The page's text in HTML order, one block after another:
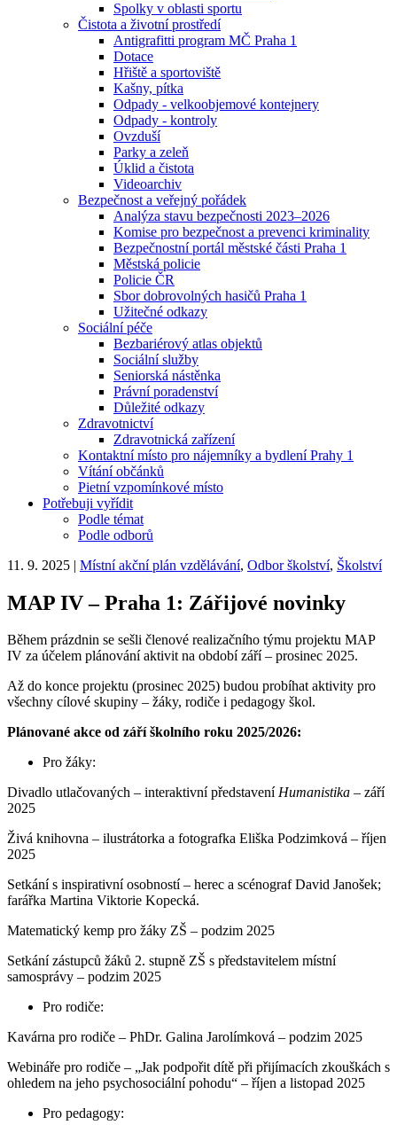
Spolky v oblasti sportu
Čistota a životní prostředí
Antigrafitti program MČ Praha 1
Dotace
Hřiště a sportoviště
Kašny, pítka
Odpady - velkoobjemové kontejnery
Odpady - kontroly
Ovzduší
Parky a zeleň
Úklid a čistota
Videoarchiv
Bezpečnost a veřejný pořádek
Analýza stavu bezpečnosti 2023–2026
Komise pro bezpečnost a prevenci kriminality
Bezpečnostní portál městské části Praha 1
Městská policie
Policie ČR
Sbor dobrovolných hasičů Praha 1
Užitečné odkazy
Sociální péče
Bezbariérový atlas objektů
Sociální služby
Seniorská nástěnka
Právní poradenství
Důležité odkazy
Zdravotnictví
Zdravotnická zařízení
Kontaktní místo pro nájemníky a bydlení Prahy 1
Vítání občánků
Pietní vzpomínkové místo
Potřebuji vyřídit
Podle témat
Podle odborů
11. 9. 2025 | Místní akční plán vzdělávání, Odbor školství, Školství
MAP IV – Praha 1: Zářijové novinky
Během prázdnin se sešli členové realizačního týmu projektu MAP
IV za účelem plánování aktivit na období září – prosinec 2025.
Až do konce projektu (prosinec 2025) budou probíhat aktivity pro
všechny cílové skupiny – žáky, rodiče i pedagogy škol.
Plánované akce od září školního roku 2025/2026:
Pro žáky:
Divadlo utlačovaných – interaktivní představeníHumanistika – září
2025
Živá knihovna – ilustrátorka a fotografka Eliška Podzimková – říjen
2025
Setkání s inspirativní osobností – herec a scénograf David Janošek;
farářka Martina Viktorie Kopecká.
Matematický kemp pro žáky ZŠ – podzim 2025
Setkání zástupců žáků 2. stupně ZŠ s představitelem místní
samosprávy – podzim 2025
Pro rodiče:
Kavárna pro rodiče – PhDr. Galina Jarolímková – podzim 2025
Webináře pro rodiče – „Jak podpořit dítě při přijímacích zkouškách s
ohledem na jeho psychosociální pohodu“ – říjen a listopad 2025
Pro pedagogy: